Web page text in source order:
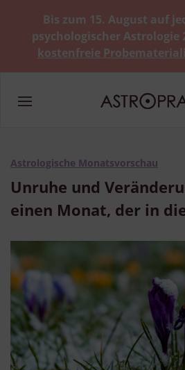
Bis zum 15. August auf
psychologischer Astrologie
kostenfreie
Astrologische Monatsvorschau
Unruhe und
einen Monat, der in